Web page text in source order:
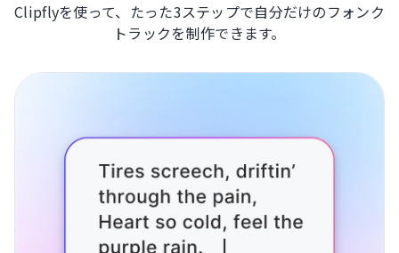
Clipflyを使って、たった3ステップで自分だけのフォンク
トラックを制作できます。